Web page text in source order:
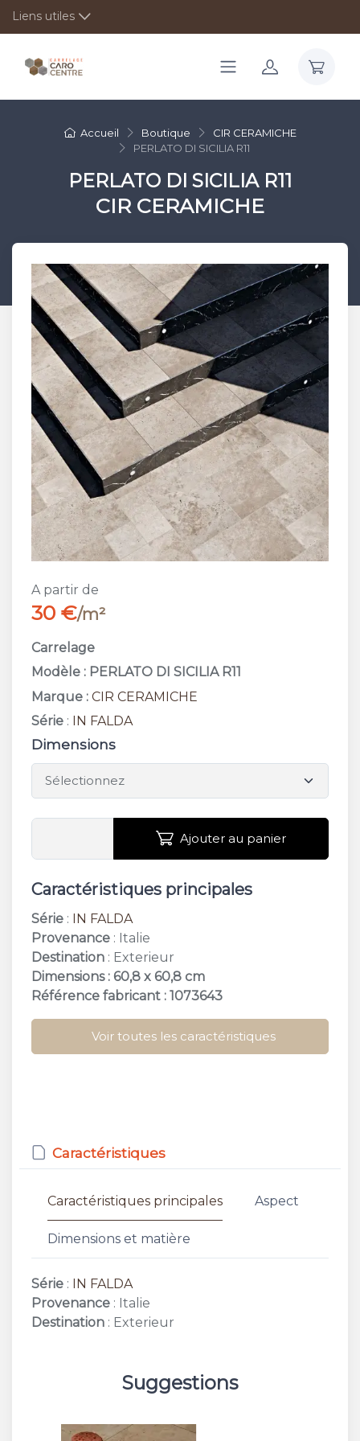
Liens utiles
Accueil Boutique
CIR CERAMICHE
PERLATO DI SICILIA R11
PERLATO DI SICILIA R11
CIR CERAMICHE
A partir de
30 €/m²
Carrelage
Modèle : PERLATO DI SICILIA R11
Marque : CIR CERAMICHE
Série : IN FALDA
Dimensions
Ajouter au panier
Caractéristiques principales
Série : IN FALDA
Provenance : Italie
Destination : Exterieur
Dimensions : 60,8 x 60,8 cm
Référence fabricant : 1073643
Voir toutes les caractéristiques
Caractéristiques
Caractéristiques principales Aspect
Dimensions et matière
Série : IN FALDA
Provenance : Italie
Destination : Exterieur
Suggestions